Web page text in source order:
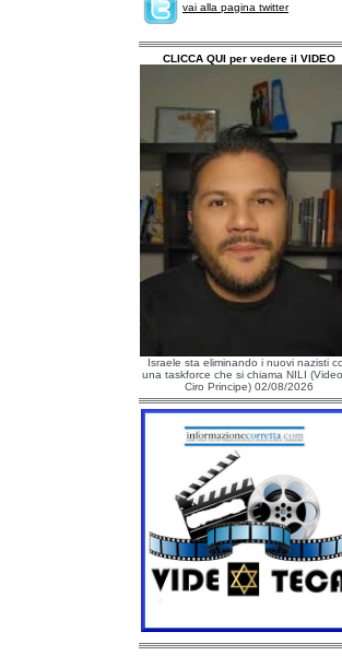
vai alla pagina twitter
CLICCA QUI per vedere il VIDEO
Israele sta eliminando i nuovi nazisti
una taskforce che si chiama NILI
Ciro Principe) 02/08/2026